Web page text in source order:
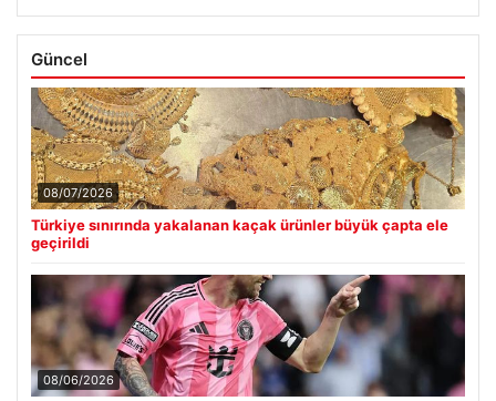
Güncel
08/07/2026
Türkiye sınırında yakalanan kaçak ürünler büyük çapta ele
geçirildi
08/06/2026